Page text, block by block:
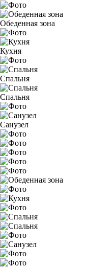
Обеденная зона
Кухня
Спальня
Спальня
Санузел